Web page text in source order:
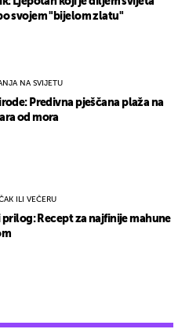
svojem "bijelom zlatu"
NA SVIJETU
Predivna pješčana plaža na
od mora
ILI VEČERU
prilog: Recept za najfinije mahune